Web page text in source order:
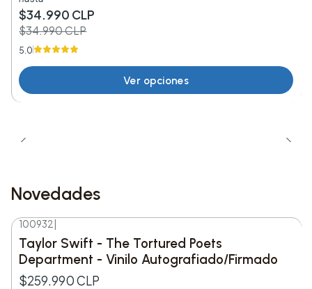
Pokémon Company International.
Este set es perfecto para quienes desean
combinar la pasión por Pokémon con la
construcción interactiva, ofreciendo horas de
$34.990 CLP
$34.990 CLP
5.0
Ver opciones
Novedades
Nuevo
100932
Taylor Swift - The Tortured Poets
Department - Vinilo Autografiado/Firmado
$259.990 CLP